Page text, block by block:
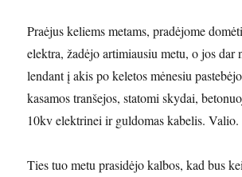
Praėjus keliems metams, pradėjome
elektra, žadėjo artimiausiu metu, o jos dar
lendant į akis po keletos mėnesiu
kasamos tranšejos, statomi skydai,
10kv elektrinei ir guldomas kabelis. Valio.
Ties tuo metu prasidėjo kalbos, kad bus